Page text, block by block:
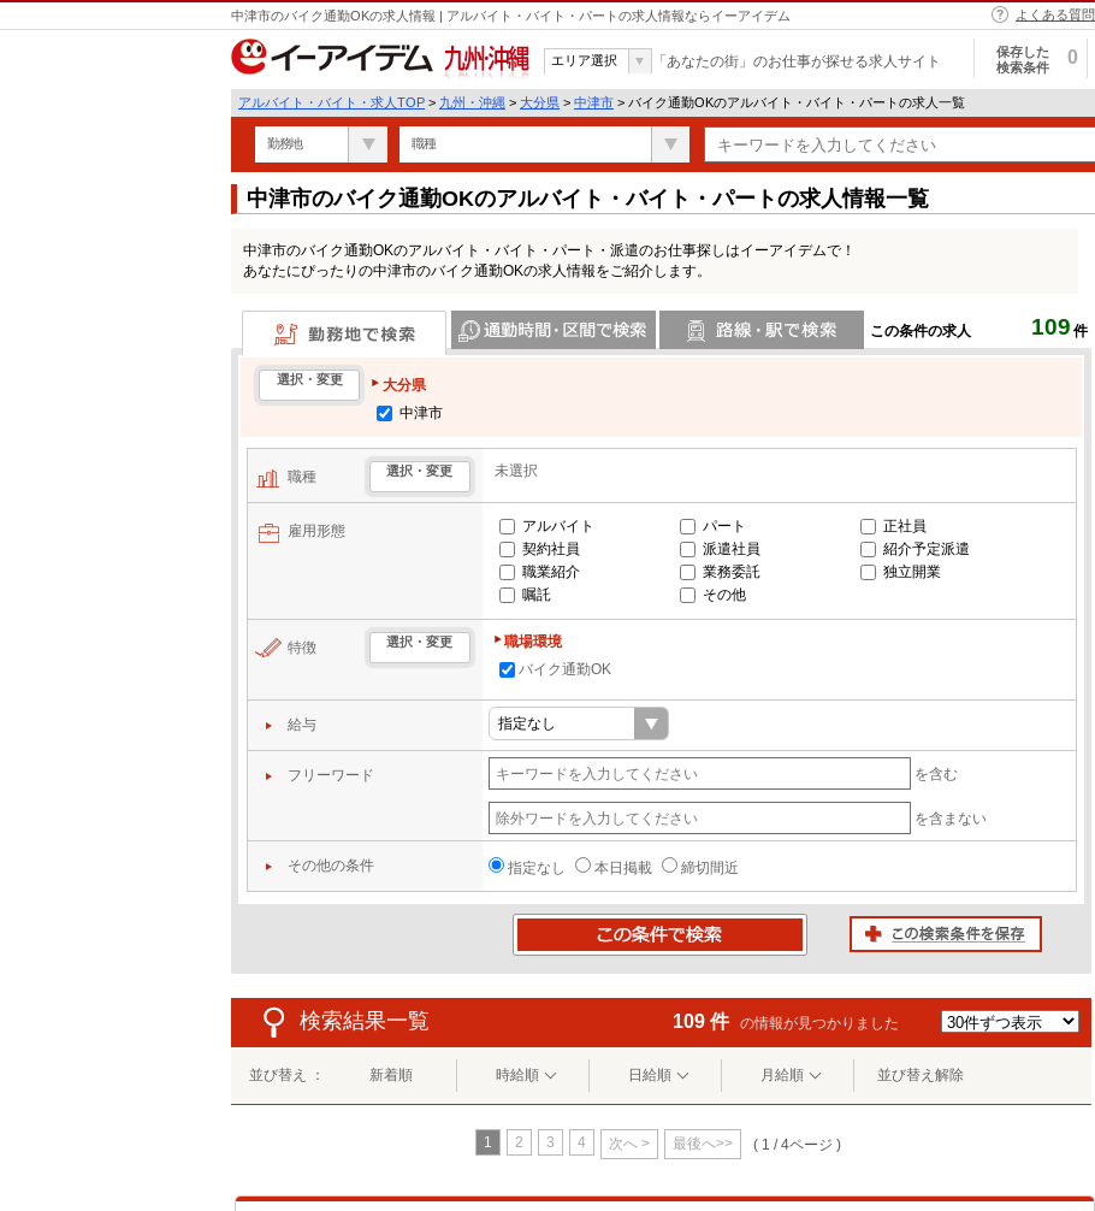
中津市のバイク通勤OKの求人情報 | アルバイト・バイト・パートの求人情報ならイーアイデム よくある質問
九州・沖縄
エリア選択 「あなたの街」のお仕事が探せる求人サイト
保存した
検索条件
0
アルバイト・バイト・求人TOP > 九州・沖縄 > 大分県 > 中津市 > バイク通勤OKのアルバイト・バイト・パートの求人一覧
勤務地 職種
中津市のバイク通勤OKのアルバイト・バイト・パートの求人情報一覧
中津市のバイク通勤OKのアルバイト・バイト・パート・派遣のお仕事探しはイーアイデムで！
あなたにぴったりの中津市のバイク通勤OKの求人情報をご紹介します。
この条件の求人 109 件
勤務地で検索
選択・変更
大分県
中津市
職種 選択・変更 未選択
雇用形態 アルバイト パート
正社員
契約社員
派遣社員
紹介予定派遣
職業紹介
業務委託
独立開業
嘱託
その他
特徴 選択・変更
職場環境
バイク通勤OK
給与
フリーワード を含む
を含まない
その他の条件 指定なし 本日掲載 締切間近
検索結果一覧 109 件 の情報が見つかりました
並び替え ： 新着順 時給順 日給順 月給順 並び替え解除
1 2 3 4 次へ > 最後へ>> ( 1 / 4ページ )